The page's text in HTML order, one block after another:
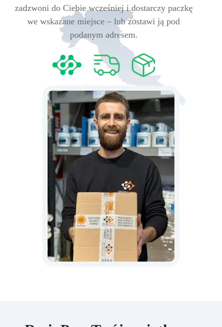
zadzwoni do Ciebie wcześniej i dostarczy paczkę
we wskazane miejsce – lub zostawi ją pod
podanym adresem.